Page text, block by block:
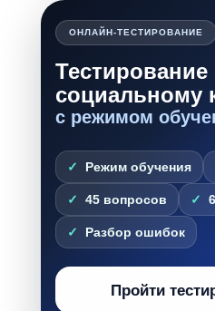
ОНЛАЙН-ТЕСТИРОВАНИЕ
Тестирование
социальному
с режимом
Режим обучения
45 вопросов
Разбор ошибок
Пройти